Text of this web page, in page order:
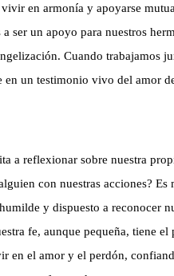
en armonía y apoyarse
ser un apoyo para nuestros
Cuando trabajamos
en un testimonio vivo del amor
a reflexionar sobre nuestra
con nuestras acciones?
y dispuesto a reconocer
fe, aunque pequeña, tiene
en el amor y el perdón,